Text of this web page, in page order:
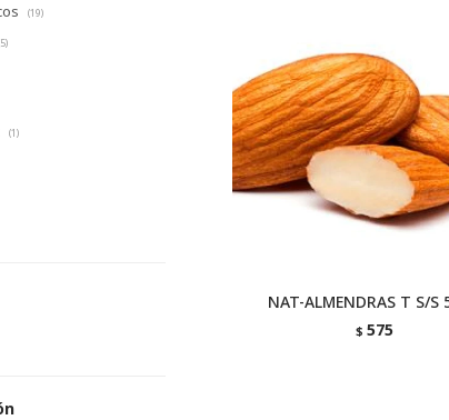
NAT-ALMENDRAS T S/S
$ 575
(19)
(1)